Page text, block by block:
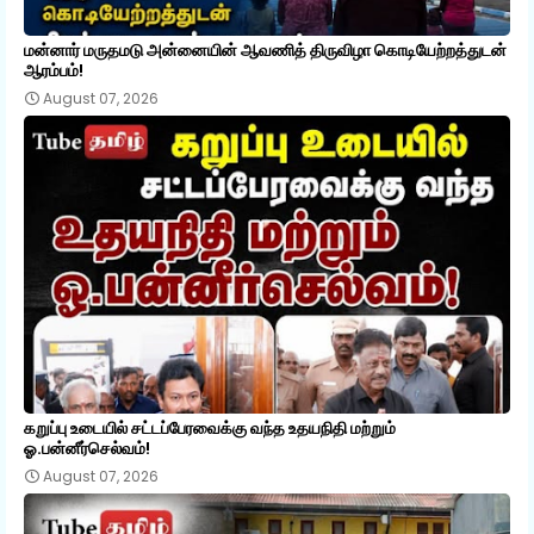
மன்னார் மருதமடு அன்னையின் ஆவணித் திருவிழா கொடியேற்றத்துடன்
ஆரம்பம்!
August 07, 2026
கறுப்பு உடையில் சட்டப்பேரவைக்கு வந்த உதயநிதி மற்றும்
ஓ.பன்னீர்செல்வம்!
August 07, 2026